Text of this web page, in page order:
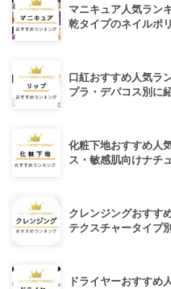
マニキュア人気ラン
乾タイプのネイルポ
口紅おすすめ人気ラ
プラ・デパコス別に
化粧下地おすすめ人
ス・敏感肌向けナチ
クレンジングおすす
テクスチャータイプ
ドライヤーおすすめ